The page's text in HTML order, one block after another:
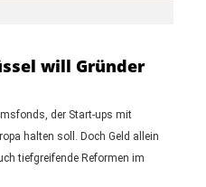
will Gründer
der Start-ups mit
halten soll. Doch Geld allein
tiefgreifende Reformen im